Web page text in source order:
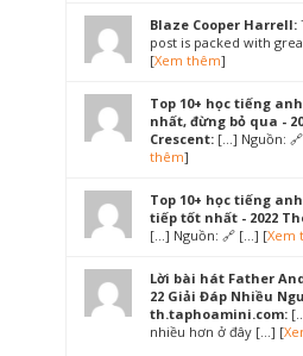
Blaze Cooper Harrell:
post is packed with
[Xem thêm]
Top 10+ học tiếng
nhất, đừng bỏ qua -
Crescent: […] Nguồn:
thêm]
Top 10+ học tiếng
tiếp tốt nhất - 2022
[…] Nguồn: 🔗 […] [Xem
Lời bài hát Father
22 Giải Đáp Nhiều
th.taphoamini.com:
nhiều hơn ở đây […] [